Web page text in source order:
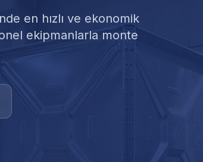
en hızlı ve ekonomik
ekipmanlarla monte